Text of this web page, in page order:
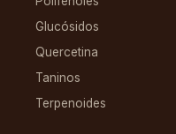
Glucósidos
Quercetina
Taninos
Terpenoides